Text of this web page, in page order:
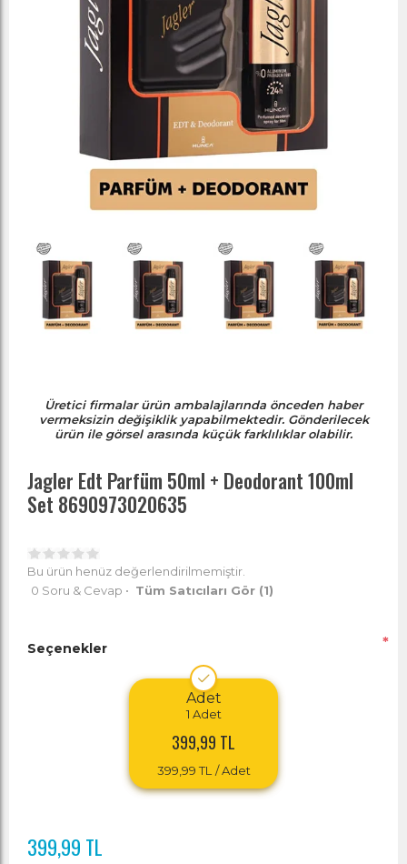
Üretici firmalar ürün ambalajlarında önceden haber
vermeksizin değişiklik yapabilmektedir. Gönderilecek
ürün ile görsel arasında küçük farklılıklar olabilir.
Jagler Edt Parfüm 50ml + Deodorant 100ml
Set 8690973020635
Bu ürün henüz değerlendirilmemiştir.
0 Soru & Cevap • Tüm Satıcıları Gör (1)
Seçenekler *
Adet
1 Adet
399,99 TL
399,99 TL / Adet
399,99 TL